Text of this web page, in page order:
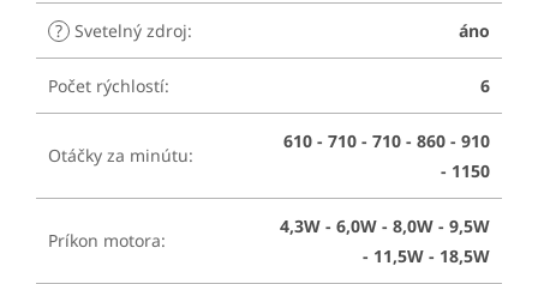
? Svetelný zdroj: áno
Počet rýchlostí: 6
Otáčky za minútu:
610 - 710 - 710 - 860 - 910
- 1150
Príkon motora:
4,3W - 6,0W - 8,0W - 9,5W
- 11,5W - 18,5W